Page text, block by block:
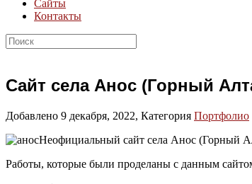
Сайты
Контакты
Сайт села Анос (Горный
Добавлено 9 декабря, 2022, Категория Портфолио
Неофициальный сайт села Анос (Горный
Работы, которые были проделаны с данным